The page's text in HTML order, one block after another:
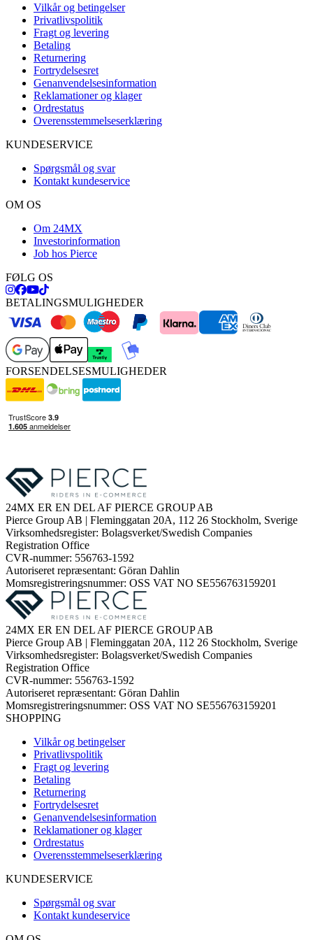
Vilkår og betingelser
Privatlivspolitik
Fragt og levering
Betaling
Returnering
Fortrydelsesret
Genanvendelsesinformation
Reklamationer og klager
Ordrestatus
Overensstemmelseserklæring
KUNDESERVICE
Spørgsmål og svar
Kontakt kundeservice
OM OS
Om 24MX
Investorinformation
Job hos Pierce
FØLG OS
BETALINGSMULIGHEDER
FORSENDELSESMULIGHEDER
24MX ER EN DEL AF PIERCE GROUP AB
Pierce Group AB | Fleminggatan 20A, 112 26 Stockholm, Sverige
Virksomhedsregister: Bolagsverket/Swedish Companies
Registration Office
CVR-nummer: 556763-1592
Autoriseret repræsentant: Göran Dahlin
Momsregistreringsnummer: OSS VAT NO SE556763159201
24MX ER EN DEL AF PIERCE GROUP AB
Pierce Group AB | Fleminggatan 20A, 112 26 Stockholm, Sverige
Virksomhedsregister: Bolagsverket/Swedish Companies
Registration Office
CVR-nummer: 556763-1592
Autoriseret repræsentant: Göran Dahlin
Momsregistreringsnummer: OSS VAT NO SE556763159201
SHOPPING
Vilkår og betingelser
Privatlivspolitik
Fragt og levering
Betaling
Returnering
Fortrydelsesret
Genanvendelsesinformation
Reklamationer og klager
Ordrestatus
Overensstemmelseserklæring
KUNDESERVICE
Spørgsmål og svar
Kontakt kundeservice